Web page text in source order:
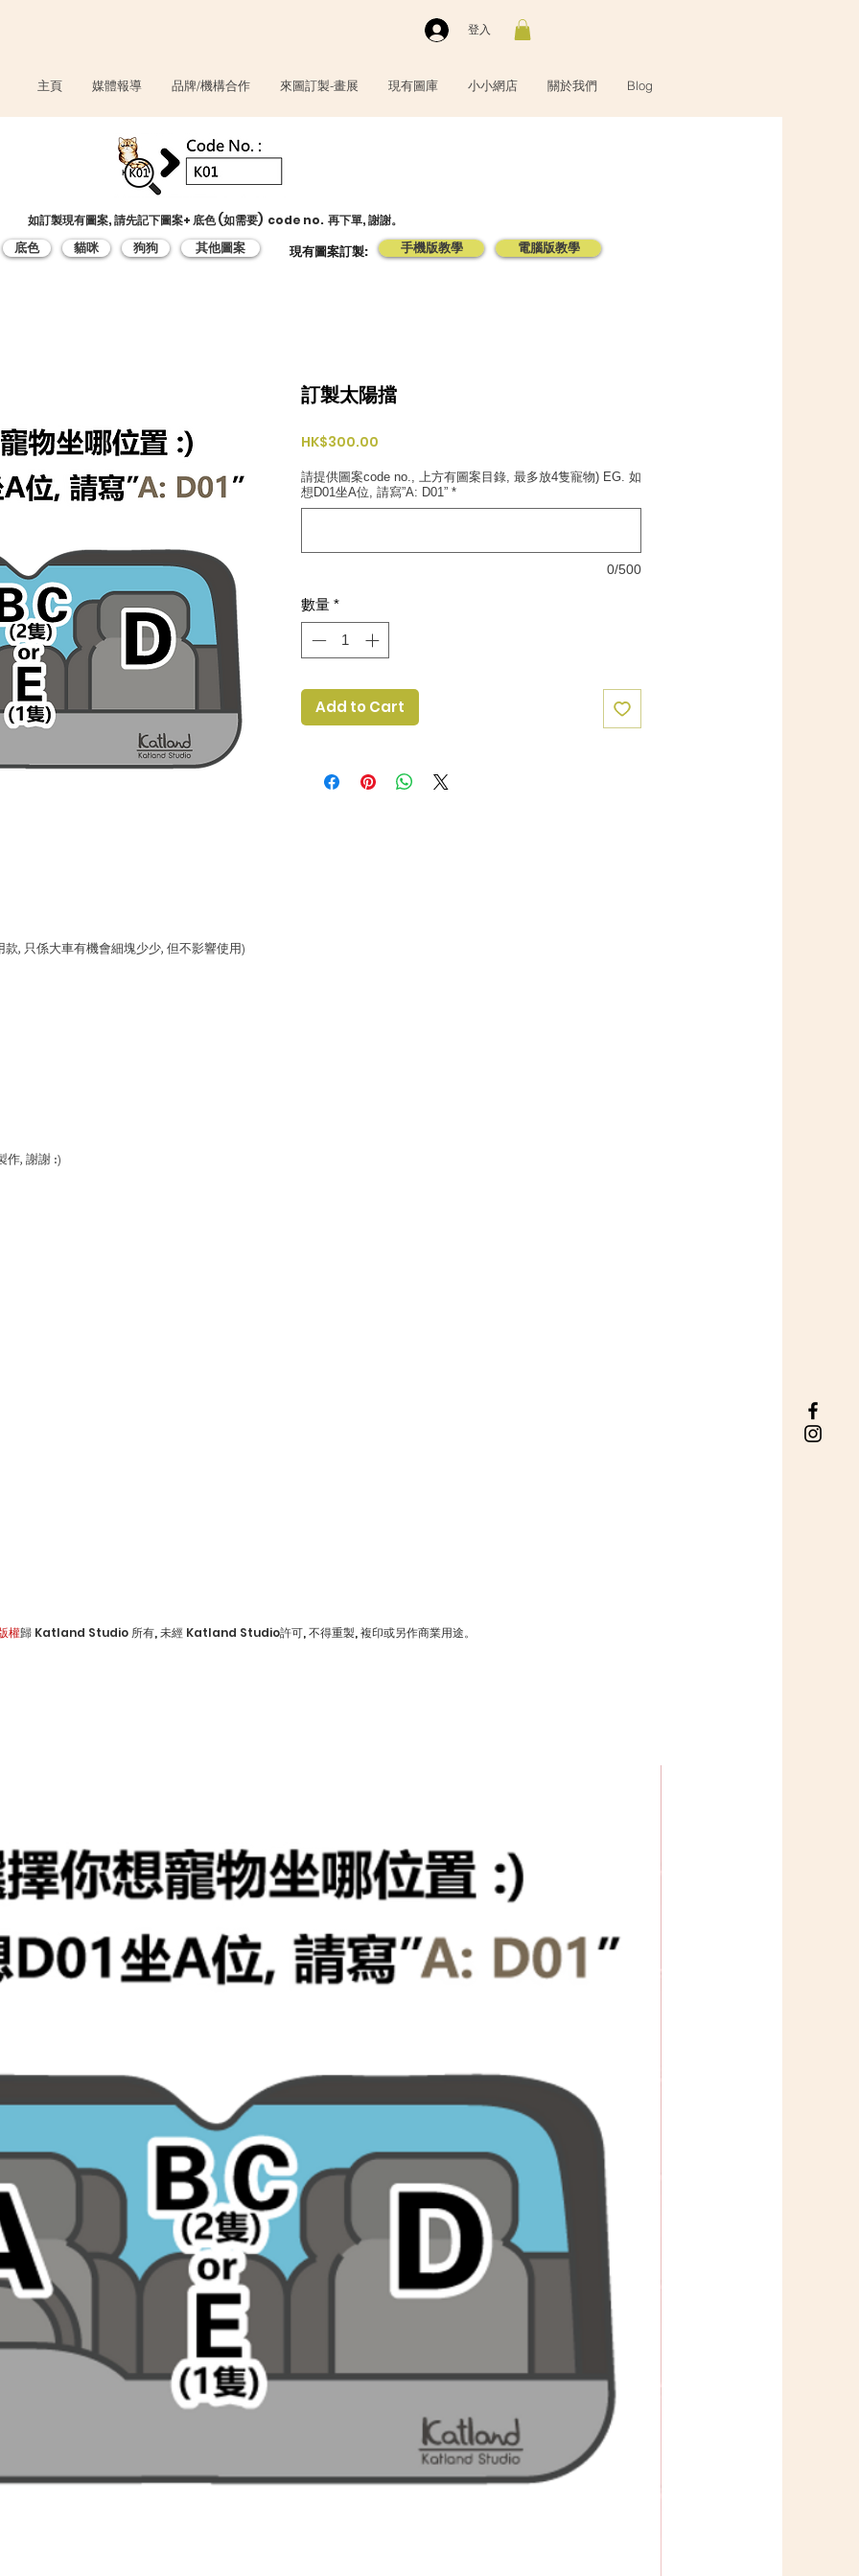
登入
主頁 媒體報導 品牌/機構合作 來圖訂製-畫展 現有圖庫 小小網店 關於我們 Blog
如訂製現有圖案, 請先記下圖案+ 底色 (如需要) code no. 再下單, 謝謝。
底色 貓咪 狗狗 其他圖案 ​現有圖案訂製: 手機版教學 電腦版教學
權歸 Katland Studio 所有, 未經 Katland Studio許可, 不得重製, 複印或另作商業用途。
款, 只係大車有機會細塊少少, 但不影響使用)
作, 謝謝 :)
訂製太陽擋
HK$300.00
請提供圖案code no., 上方有圖案目錄, 最多放4隻寵物) EG. 如
想D01坐A位, 請寫”A: D01” *
0/500
數量 *
Add to Cart